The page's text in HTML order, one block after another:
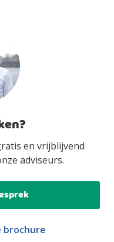
en vrijblijvend
adviseurs.
brochure